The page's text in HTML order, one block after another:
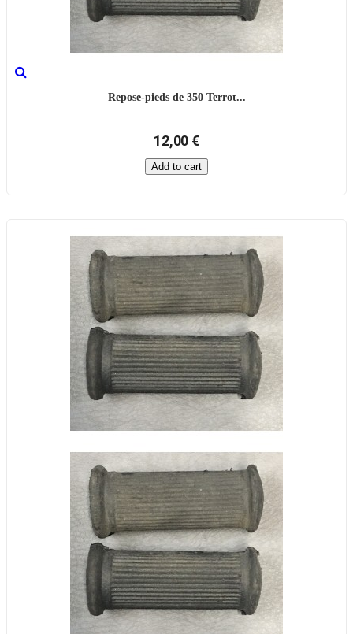
Repose-pieds de 350 Terrot...
12,00 €
Add to cart